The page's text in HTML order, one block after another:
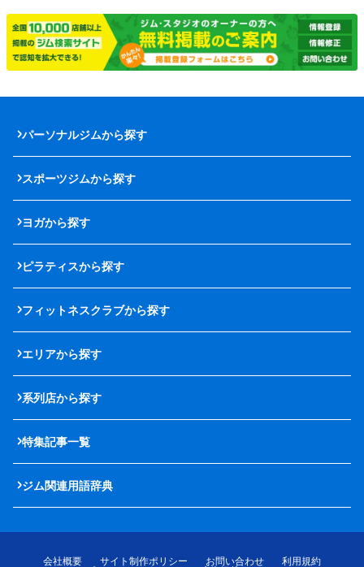
パーソナルジムから探す
スポーツジムから探す
ヨガから探す
ピラティスから探す
フィットネスクラブから探す
エリアから探す
系列店から探す
特集記事一覧
ジム関連用語辞典
会社概要 サイト制作ポリシー お問い合わせ
利用規約